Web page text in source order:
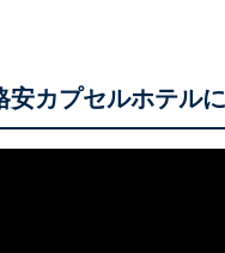
安カプセルホテル